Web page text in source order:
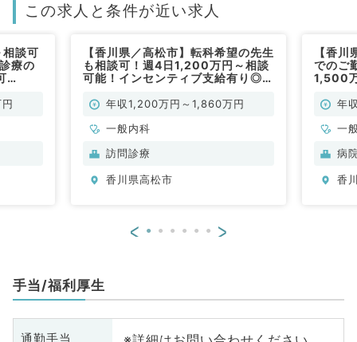
この求人と条件が近い求人
談可
療の
【香川県／高松市】転科希望の先生
も相談可！週4日1,200万円～相談
可能！インセンティブ支給有り◎在
インの訪問診療のお仕事です（一般
年収1,200万円～1,860万円
一般内科
訪問診療
香川県高松市
【香
でのご
1,500
年
一
病
香
< >
手当/福利厚生
通勤手当